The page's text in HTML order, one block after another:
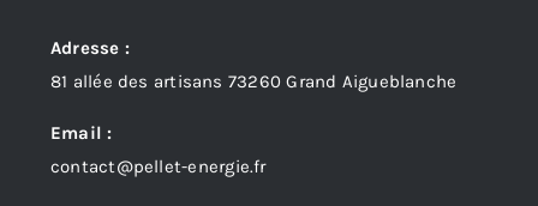
Adresse :
81 allée des artisans 73260 Grand Aigueblanche
Email :
contact@pellet-energie.fr